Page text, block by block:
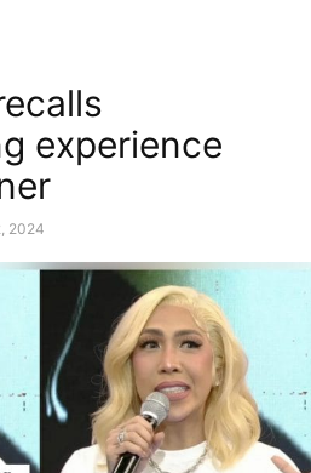
experience
2024